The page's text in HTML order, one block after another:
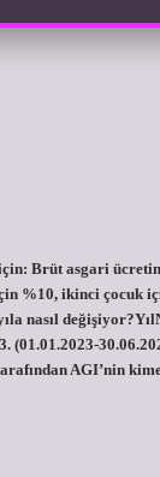
Brüt asgari ücretin
%10, ikinci çocuk
nasıl
(01.01.2023-
AGI’nin